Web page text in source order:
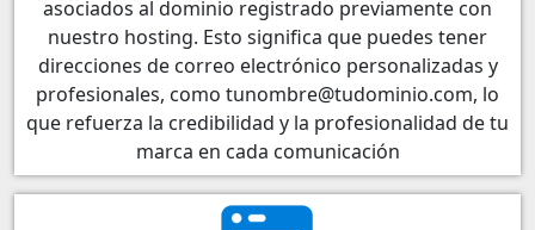
asociados al dominio registrado previamente con
nuestro hosting. Esto significa que puedes tener
direcciones de correo electrónico personalizadas y
profesionales, como tunombre@tudominio.com, lo
que refuerza la credibilidad y la profesionalidad de tu
marca en cada comunicación